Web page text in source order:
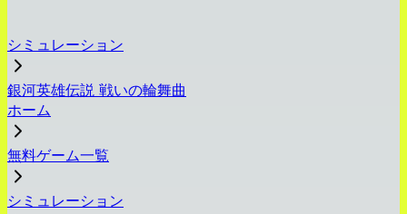
シミュレーション
銀河英雄伝説 戦いの輪舞曲
ホーム
無料ゲーム一覧
シミュレーション